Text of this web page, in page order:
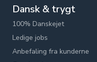
Dansk & trygt
100% Danskejet
Ledige jobs
Anbefaling fra kunderne